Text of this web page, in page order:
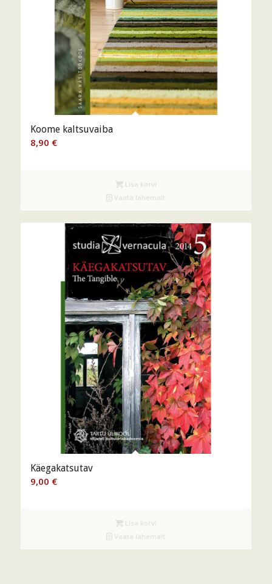
Koome kaltsuvaiba
8,90 €
Lisa korvi
Vaata lähemalt
Käegakatsutav
9,00 €
Lisa korvi
Vaata lähemalt